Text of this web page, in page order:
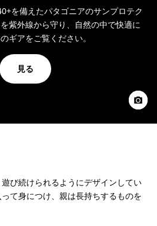
を備えたパタゴニアのサンプロテク
紫外線から守り、自然の中で快適に
ギアをご覧ください。
見る
び続けられるようにデザインしてい
て身につけ、親は長持ちするものを